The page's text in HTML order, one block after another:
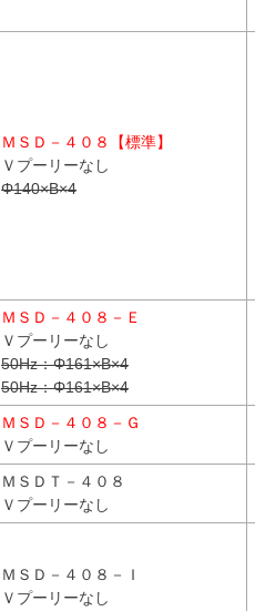
ＭＳＤ－４０８【標準】
Ｖプーリーなし
Φ140×B×4
ＭＳＤ－４０８－Ｅ
Ｖプーリーなし
50Hz：Φ161×B×4
50Hz：Φ161×B×4
ＭＳＤ－４０８－Ｇ
Ｖプーリーなし
ＭＳＤＴ－４０８
Ｖプーリーなし
ＭＳＤ－４０８－Ｉ
Ｖプーリーなし